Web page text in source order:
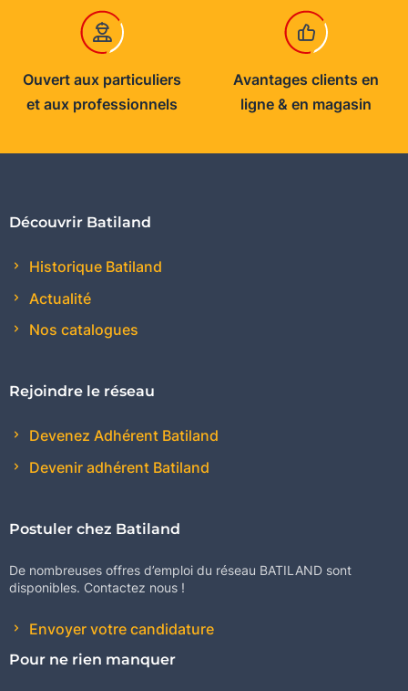
Ouvert aux particuliers
et aux professionnels
Avantages clients en
ligne & en magasin
Découvrir Batiland
Historique Batiland
Actualité
Nos catalogues
Rejoindre le réseau
Devenez Adhérent Batiland
Devenir adhérent Batiland
Postuler chez Batiland
De nombreuses offres d’emploi du réseau BATILAND sont
disponibles. Contactez nous !
Envoyer votre candidature
Pour ne rien manquer